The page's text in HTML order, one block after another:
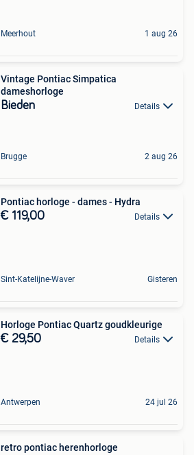
Meerhout 1 aug 26
Vintage Pontiac Simpatica
dameshorloge
Bieden Details
Brugge 2 aug 26
Pontiac horloge - dames - Hydra
€ 119,00 Details
Sint-Katelijne-Waver Gisteren
Horloge Pontiac Quartz goudkleurige
€ 29,50 Details
Antwerpen 24 jul 26
retro pontiac herenhorloge